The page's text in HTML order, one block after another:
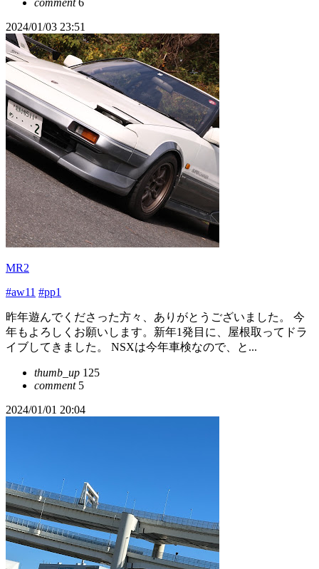
comment6
2024/01/03 23:51
MR2
#aw11 #pp1
昨年遊んでくださった方々、ありがとうございました。 今
年もよろしくお願いします。新年1発目に、屋根取ってドラ
イブしてきました。 NSXは今年車検なので、と...
thumb_up 125
comment5
2024/01/01 20:04